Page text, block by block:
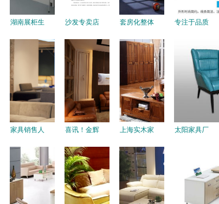
湖南展柜生
品质之选
厂家直销助
力家具销售
沙发专卖店
册模板 提
升家具销售
的实战指南
套房化整体
然流行，环
保仍是关键
选购要点
专注于品质
班台厂家直
销，助力办
公家具升级
家具销售人
造 专业与
信赖并行
喜讯！金辉
盛大开业，
乐从买软体
家具又有好
上海实木家
01-03榆木
电视柜 品
质与价值的
太阳家具厂
意通达四方